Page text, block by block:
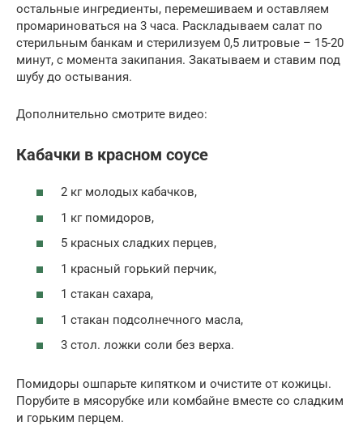
остальные ингредиенты, перемешиваем и оставляем
промариноваться на 3 часа. Раскладываем салат по
стерильным банкам и стерилизуем 0,5 литровые – 15-20
минут, с момента закипания. Закатываем и ставим под
шубу до остывания.
Дополнительно смотрите видео:
Кабачки в красном соусе
2 кг молодых кабачков,
1 кг помидоров,
5 красных сладких перцев,
1 красный горький перчик,
1 стакан сахара,
1 стакан подсолнечного масла,
3 стол. ложки соли без верха.
Помидоры ошпарьте кипятком и очистите от кожицы.
Порубите в мясорубке или комбайне вместе со сладким
и горьким перцем.